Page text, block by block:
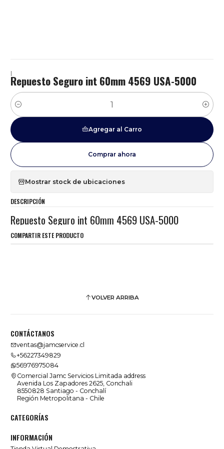
|
Repuesto Seguro int 60mm 4569 USA-5000
Cantidad
Agregar al Carro
Comprar ahora
Mostrar stock de ubicaciones
DESCRIPCIÓN
Repuesto Seguro int 60mm 4569 USA-5000
COMPARTIR ESTE PRODUCTO
VOLVER ARRIBA
CONTÁCTANOS
ventas@jamcservice.cl
+56227349829
56976975084
Comercial Jamc Servicios Limitada address
Avenida Los Zapadores 2625, Conchali
8550828 Santiago - Conchalí
Región Metropolitana - Chile
CATEGORÍAS
INFORMACIÓN